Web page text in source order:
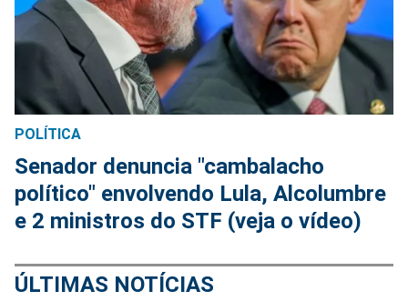
POLÍTICA
Senador denuncia "cambalacho
político" envolvendo Lula, Alcolumbre
e 2 ministros do STF (veja o vídeo)
ÚLTIMAS NOTÍCIAS